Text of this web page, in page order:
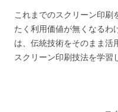
これまでのスクリーン印刷
たく利用価値が無くなるわ
は、伝統技術をそのまま活
スクリーン印刷技法を学習